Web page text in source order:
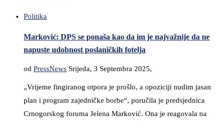
Politika
Marković: DPS se ponaša kao da im je najvažnije da ne
napuste udobnost poslaničkih fotelja
od PressNews Srijeda, 3 Septembra 2025,
„Vrijeme fingiranog otpora je prošlo, a opoziciji nudim jasan
plan i program zajedničke borbe“, poručila je predsjednica
Crnogorskog foruma Jelena Marković. Ona je reagovala na